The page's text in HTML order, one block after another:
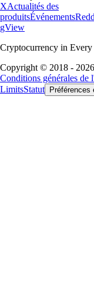
XActualités des
produitsÉvénements
gView
Cryptocurrency in
Copyright © 2018 -
Conditions générales de
LimitsStatut Préférences